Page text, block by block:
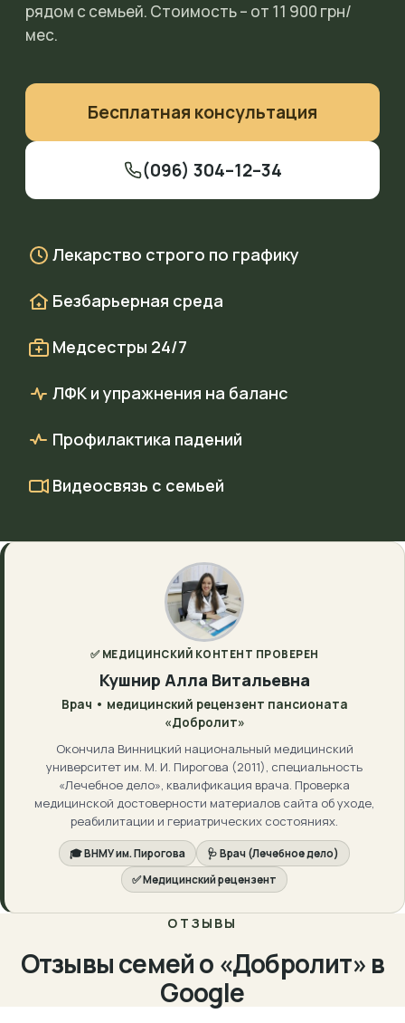
рядом с семьей. Стоимость – от 11 900 грн/
мес.
Бесплатная консультация
(096) 304–12–34
Лекарство строго по графику
Безбарьерная среда
Медсестры 24/7
ЛФК и упражнения на баланс
Профилактика падений
Видеосвязь с семьей
✅ МЕДИЦИНСКИЙ КОНТЕНТ ПРОВЕРЕН
Кушнир Алла Витальевна
Врач • медицинский рецензент пансионата
«Добролит»
Окончила Винницкий национальный медицинский
университет им. М. И. Пирогова (2011), специальность
«Лечебное дело», квалификация врача. Проверка
медицинской достоверности материалов сайта об уходе,
реабилитации и гериатрических состояниях.
🎓 ВНМУ им. Пирогова
🩺 Врач (Лечебное дело)
✅ Медицинский рецензент
ОТЗЫВЫ
Отзывы семей о «Добролит» в
Google